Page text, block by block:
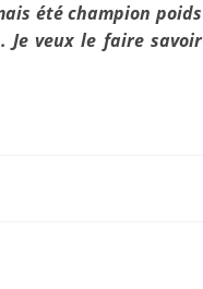
été champion poids
Je veux le faire savoir